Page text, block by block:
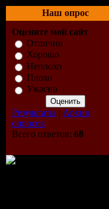
Наш опрос
Оцените мой сайт
Отлично
Хорошо
Неплохо
Плохо
Ужасно
Результаты | Архив
опросов
Всего ответов: 68